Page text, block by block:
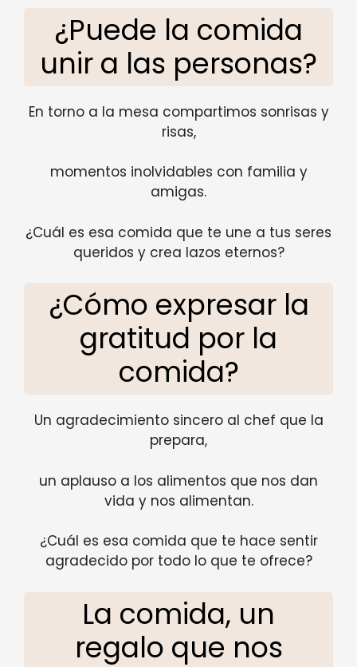
¿Puede la comida
unir a las personas?
En torno a la mesa compartimos sonrisas y
risas,
momentos inolvidables con familia y
amigas.
¿Cuál es esa comida que te une a tus seres
queridos y crea lazos eternos?
¿Cómo expresar la
gratitud por la
comida?
Un agradecimiento sincero al chef que la
prepara,
un aplauso a los alimentos que nos dan
vida y nos alimentan.
¿Cuál es esa comida que te hace sentir
agradecido por todo lo que te ofrece?
La comida, un
regalo que nos